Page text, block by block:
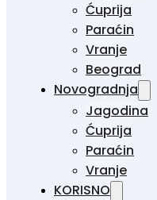
Ćuprija
Paraćin
Vranje
Beograd
Novogradnja
Jagodina
Ćuprija
Paraćin
Vranje
KORISNO